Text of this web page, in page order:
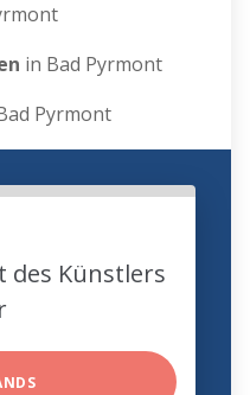
in Bad Pyrmont
Pyrmont
des Künstlers